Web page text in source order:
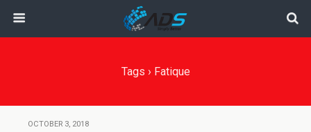
Tags › Fatique
OCTOBER 3, 2018